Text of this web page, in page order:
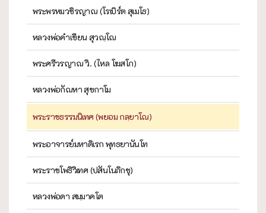
พระพรหมวชิรญาณ (โรเบิร์ต สุเมโธ)
หลวงพ่อคำเขียน สุวณฺโณ
พระศรีวรญาณ วิ. (ไหล โฆสโก)
หลวงพ่อกัณหา สุขกาโม
พระราชธรรมนิเทศ (พยอม กลฺยาโณ)
พระอาจารย์มหาดิเรก พุทธยานันโท
พระราชโพธิวิเทศ (ปสันโนภิกขุ)
หลวงพ่อดา สมฺมาคโต